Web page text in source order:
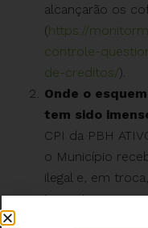
alcançarão os
(https://
controle-
de-creditos/).
Onde o
tem sido
CPI da PBH
o Município
ilegal e, em
impostos